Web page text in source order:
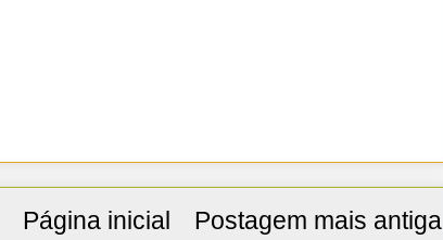
Postagem mais antiga
Página inicial